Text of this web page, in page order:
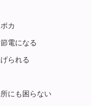
カ
電になる
られる
にも困らない